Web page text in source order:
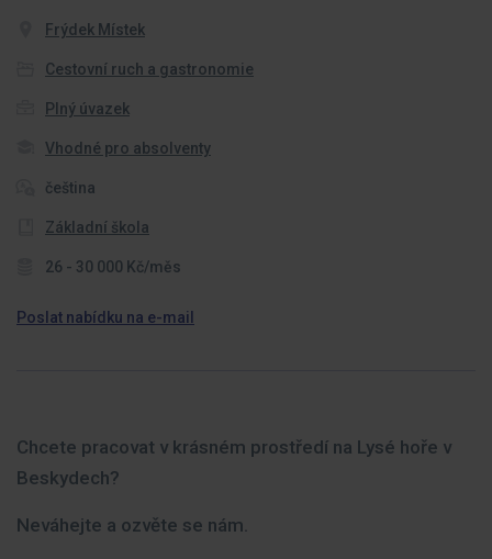
Frýdek Místek
Cestovní ruch a gastronomie
Plný úvazek
Vhodné pro absolventy
čeština
Základní škola
26 - 30 000 Kč/měs
Poslat nabídku na e-mail
Chcete pracovat v krásném prostředí na Lysé hoře v
Beskydech?
Neváhejte a ozvěte se nám.